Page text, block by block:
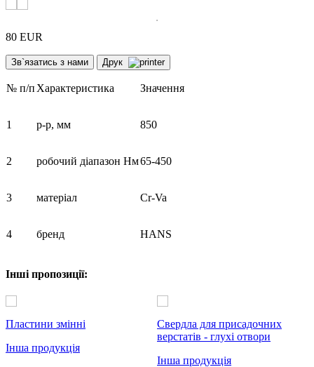
80 EUR
Зв`язатись з нами Друк
№ п/пХарактеристика Значення
1 р-р, мм 850
2 робочий діапазон Нм65-450
3 матеріал Cr-Va
4 бренд HANS
Інші пропозиції:
Пластини змінні
Інша продукція
Свердла для присадочних
верстатів - глухі отвори
Інша продукція